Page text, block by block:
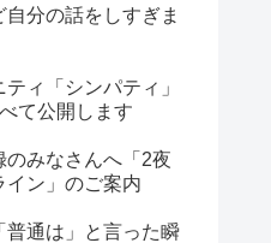
分の話をしすぎま
ィ「シンパティ」
て公開します
のみなさんへ「2夜
イン」のご案内
普通は」と言った瞬